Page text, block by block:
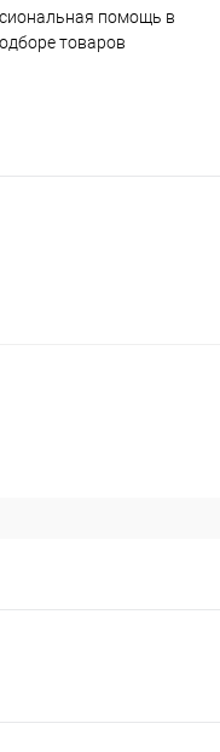
помощь в
товаров